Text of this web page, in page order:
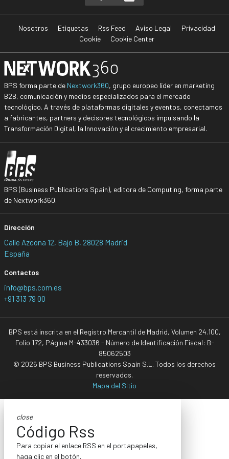
Nosotros Etiquetas Rss Feed Aviso Legal
Privacidad
Cookie
Cookie Center
BPS forma parte de Nextwork360, grupo europeo líder en marketing
B2B, comunicación y medios especializados para el mercado
tecnológico. A través de plataformas digitales y eventos, conectamos
a fabricantes, partners y decisores tecnológicos impulsando la
Transformación Digital, la Innovación y el crecimiento empresarial.
BPS (Business Publications Spain), editora de Computing, forma parte
de Nextwork360.
Dirección
Calle Azcona 12, Bajo B, 28028 Madrid
España
Contactos
info@bps.com.es
+91 313 79 00
BPS está inscrita en el Registro Mercantil de Madrid, Volumen 24.100,
Folio 172, Página M-433036 - Número de Identificación Fiscal: B-
85062503
© 2026 BPS Business Publications Spain S.L. Todos los derechos
reservados.
Mapa del Sitio
close
Código Rss
Para copiar el enlace RSS en el portapapeles,
haga clic en el botón.